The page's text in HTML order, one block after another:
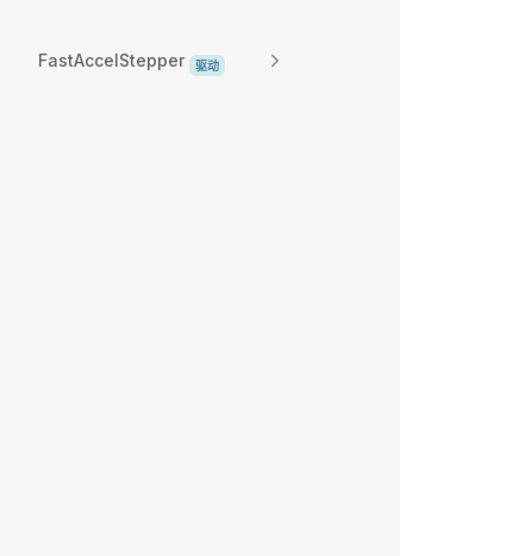
FastAccelStepper 驱动